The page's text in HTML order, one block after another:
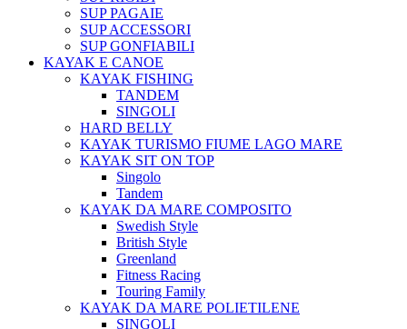
SUP PAGAIE
SUP ACCESSORI
SUP GONFIABILI
KAYAK E CANOE
KAYAK FISHING
TANDEM
SINGOLI
HARD BELLY
KAYAK TURISMO FIUME LAGO MARE
KAYAK SIT ON TOP
Singolo
Tandem
KAYAK DA MARE COMPOSITO
Swedish Style
British Style
Greenland
Fitness Racing
Touring Family
KAYAK DA MARE POLIETILENE
SINGOLI